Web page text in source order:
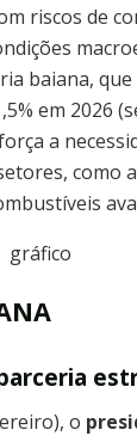
riscos de
baiana,
em 2026
a
como
o